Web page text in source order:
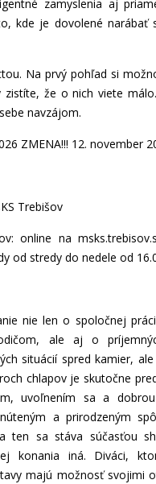
zamyslenia aj
kde je dovolené narábať
Na prvý pohľad si
zistíte, že o nich viete
navzájom.
ZMENA!!! 12. november
Trebišov
online na
od stredy do nedele od
nie len o spoločnej
ale aj o
situácií spred kamier,
chlapov je skutočne
uvoľnením sa a
a prirodzeným
ten sa stáva súčasťou
konania iná. Diváci,
majú možnosť svojimi